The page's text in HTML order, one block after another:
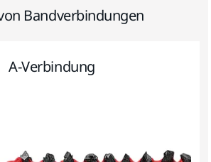
Bandverbindungen
A-Verbindung